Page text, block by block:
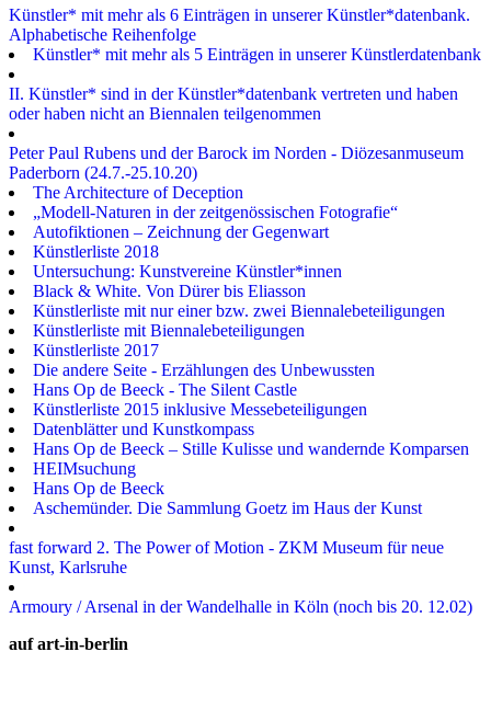
Künstler* mit mehr als 6 Einträgen in unserer Künstler*datenbank.
Alphabetische Reihenfolge
Künstler* mit mehr als 5 Einträgen in unserer Künstlerdatenbank
II. Künstler* sind in der Künstler*datenbank vertreten und haben
oder haben nicht an Biennalen teilgenommen
Peter Paul Rubens und der Barock im Norden - Diözesanmuseum
Paderborn (24.7.-25.10.20)
The Architecture of Deception
„Modell-Naturen in der zeitgenössischen Fotografie“
Autofiktionen – Zeichnung der Gegenwart
Künstlerliste 2018
Untersuchung: Kunstvereine Künstler*innen
Black & White. Von Dürer bis Eliasson
Künstlerliste mit nur einer bzw. zwei Biennalebeteiligungen
Künstlerliste mit Biennalebeteiligungen
Künstlerliste 2017
Die andere Seite - Erzählungen des Unbewussten
Hans Op de Beeck - The Silent Castle
Künstlerliste 2015 inklusive Messebeteiligungen
Datenblätter und Kunstkompass
Hans Op de Beeck – Stille Kulisse und wandernde Komparsen
HEIMsuchung
Hans Op de Beeck
Aschemünder. Die Sammlung Goetz im Haus der Kunst
fast forward 2. The Power of Motion - ZKM Museum für neue
Kunst, Karlsruhe
Armoury / Arsenal in der Wandelhalle in Köln (noch bis 20. 12.02)
auf art-in-berlin